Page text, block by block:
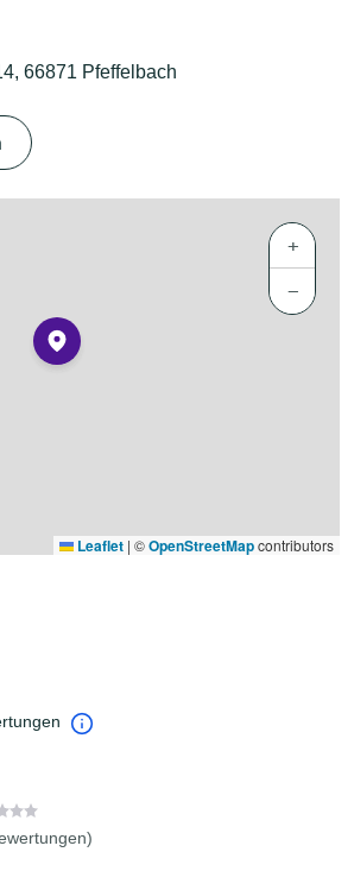
66871 Pfeffelbach
+
−
Leaflet | ©OpenStreetMapcontributors